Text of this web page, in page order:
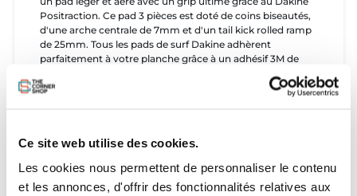
Ce site web utilise des cookies.
Les cookies nous permettent de personnaliser le contenu
et les annonces, d'offrir des fonctionnalités relatives aux
Positraction. Ce pad 3 pièces est doté de coins biseautés,
d'une arche centrale de 7mm et d'un tail kick rolled ramp
de 25mm. Tous les pads de surf Dakine adhèrent
parfaitement à votre planche grâce à un adhésif 3M de
Three piece pad
25mm vert wedge tail kick with beveled edges
Cut outs enhance board feel and increase grip